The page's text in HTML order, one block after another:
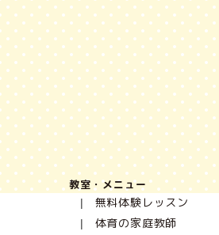
教室・メニュー
無料体験レッスン
体育の家庭教師